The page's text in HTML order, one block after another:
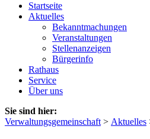
Startseite
Aktuelles
Bekanntmachungen
Veranstaltungen
Stellenanzeigen
Bürgerinfo
Rathaus
Service
Über uns
Sie sind hier:
Verwaltungsgemeinschaft > Aktuelles